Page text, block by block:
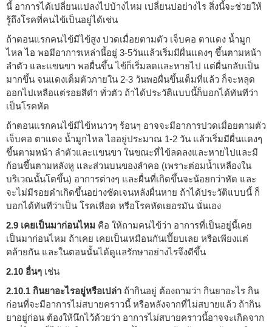
นี้ อาการได้เปลี่ยนแปลงไปบ้างไหม เปลี่ยนปอย่างไร สิ่งนี้จะช่วยให้
รู้ถึงโรคที่คนไข้เป็นอยู่ได้เช่น
ถ้าตอนแรกคนไข้มีไข้สูง ปวดเมื่อยตามตัว เจ็บคอ ตาแดง น้ำมูก
ไหล ไอ พอมีอาการเหล่านี้อยู่ 3-5วันแล้วเริ่มมีผื่นแดงๆ ขึ้นตามหน้า
ลำตัว และแขนขา พอผื่นขึ้น ไข้ก็เริ่มลดและหายไป แต่ผื่นกลับเป็น
มากขึ้น จนแดงเต็มตัวภายใน 2-3 วันพอผื่นขึ้นเต็มที่แล้ว ก็จะหลุด
ออกไปเหลือแต่รอยสีดำ ทั่วตัว ถ้าได้ประวัติแบบนี้ก็บอกได้ทันทีว่า
เป็นโรคหัด
ถ้าตอนแรกคนไข้มีไข้หนาวๆ ร้อนๆ อาจจะมีอาการปวดเมื่อยตามตัว
เจ็บคอ ตาแดง น้ำมูกไหล ไออยู่ประมาณ 1-2 วัน แล้วเริ่มมีผื่นแดงๆ
ขึ้นตามหน้า ลำตัวและแขนขา ในขณะที่ไข้ลดลงและหายไปและมี
ก้อนขึ้นตามหลังหู และส่วนบนของลำคอ (เพราะต่อมน้ำเหลืองใน
บริเวณนั้นโตขึ้น) อาการต่างๆ และผื่นที่เกิดขึ้นจะน้อยกว่าหัด และ
จะไม่มีรอยดำเกิดขึ้นอย่างชัดเจนหลังผื่นหาย ถ้าได้ประวัติแบบนี้ ก็
บอกได้ทันทีว่าเป็น โรคเหือด หรือโรคหัดเยอรมัน นั่นเอง
2.9 เคยเป็นมาก่อนไหม คือ ให้ถามคนไข้ว่า อาการที่เป็นอยู่นี้เคย
เป็นมาก่อนไหม ถ้าเคย เคยเป็นเหมือนกันเปี๊ยบเลย หรือเพียงแต่
คล้ายกัน และในตอนนั้นได้ดูแลรักษาอย่างไรจึงดีขึ้น
2.10 อื่นๆ เช่น
2.10.1 กินยาอะไรอยู่หรือเปล่า ถ้ากินอยู่ ต้องถามว่า กินยาอะไร กิน
ก่อนที่จะมีอาการไม่สบายคราวนี้ หรือหลังจากที่ไม่สบายแล้ว ถ้ากิน
ยาอยู่ก่อน ต้องให้นึกไว้ด้วยว่า อาการไม่สบายคราวนี้อาจจะเกิดจาก